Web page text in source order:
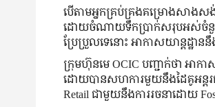
បើតាមអ្នកគ្រប់គ្រងគម្រោងសាងស
ដោយចំណាយទឹកប្រាក់សរុបអស់ចំនួន
ប្រែប្រួលទេនោះ អាកាសយាន្តដ្ឋា
ក្រុមហ៊ុនមេ OCIC បញ្ជាក់ថា អាកា
ដោយបានសហការមួយនឹងដៃគូអន្តរជា
Retail ជាមួយនឹងការរចនាដោយ